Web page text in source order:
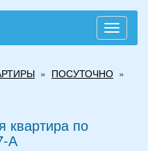
Toggle
» ПОСУТОЧНО »
квартира по
А